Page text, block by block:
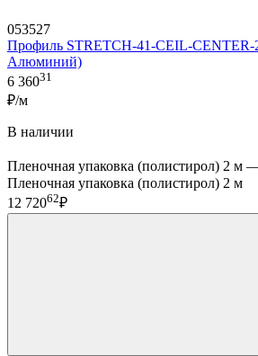
053527
Профиль STRETCH-41-CEIL-
Алюминий)
6 36031
₽/м
В наличии
Пленочная упаковка (полистирол) 2 м
Пленочная упаковка (полистирол) 2 м
12 72062₽